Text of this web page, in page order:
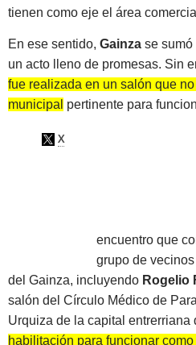
tienen como eje el área
En ese sentido, Gainza se
un acto lleno de promesas. Sin
fue realizada en un salón que
municipal pertinente para
encuentro que
grupo de
del Gainza, incluyendo Rogelio
salón del Círculo Médico de
Urquiza de la capital entrerriana
habilitación para funcionar